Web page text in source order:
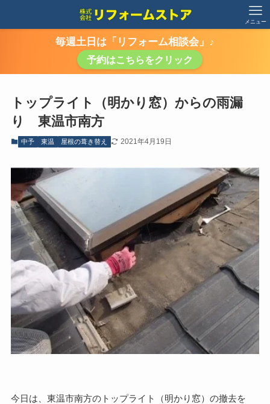
メニュー
毎週土日は「リフォーム相談会」♪
予約はこちらをクリック
トップライト（明かり窓）からの雨漏
り 東温市南方
中予 東温 屋根の葺き替え 2021年4月19日
今日は、東温市南方のトップライト（明かり窓）の撤去を